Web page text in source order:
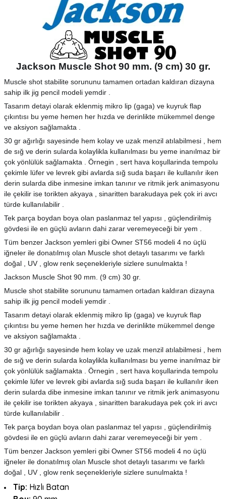
Jackson Muscle Shot 90 mm. (9 cm) 30 gr.
Muscle shot stabilite sorununu tamamen ortadan kaldıran dizayna
sahip ilk jig pencil modeli yemdir .
Tasarım detayi olarak eklenmiş mikro lip (gaga) ve kuyruk flap
çıkıntısı bu yeme hemen her hızda ve derinlikte mükemmel denge
ve aksiyon sağlamakta .
30 gr ağırlığı sayesinde hem kolay ve uzak menzil atılabilmesi , hem
de sığ ve derin sularda kolaylikla kullanılması bu yeme inanılmaz bir
çok yönlülük sağlamakta . Örnegin , sert hava koşullarinda tempolu
çekimle lüfer ve levrek gibi avlarda sığ suda başarı ile kullanılır iken
derin sularda dibe inmesine imkan tanınır ve ritmik jerk animasyonu
ile çekilir ise torikten akyaya , sinaritten barakudaya pek çok iri avcı
türde kullanılabilir .
Tek parça boydan boya olan paslanmaz tel yapısı , güçlendirilmiş
gövdesi ile en güçlü avların dahi zarar veremeyeceği bir yem .
Tüm benzer Jackson yemleri gibi Owner ST56 modeli 4 no üçlü
iğneler ile donatılmış olan Muscle shot detaylı tasarımı ve farklı
doğal , UV , glow renk seçenekleriyle sizlere sunulmakta !
Jackson Muscle Shot 90 mm. (9 cm) 30 gr.
Muscle shot stabilite sorununu tamamen ortadan kaldıran dizayna
sahip ilk jig pencil modeli yemdir .
Tasarım detayi olarak eklenmiş mikro lip (gaga) ve kuyruk flap
çıkıntısı bu yeme hemen her hızda ve derinlikte mükemmel denge
ve aksiyon sağlamakta .
30 gr ağırlığı sayesinde hem kolay ve uzak menzil atılabilmesi , hem
de sığ ve derin sularda kolaylikla kullanılması bu yeme inanılmaz bir
çok yönlülük sağlamakta . Örnegin , sert hava koşullarinda tempolu
çekimle lüfer ve levrek gibi avlarda sığ suda başarı ile kullanılır iken
derin sularda dibe inmesine imkan tanınır ve ritmik jerk animasyonu
ile çekilir ise torikten akyaya , sinaritten barakudaya pek çok iri avcı
türde kullanılabilir .
Tek parça boydan boya olan paslanmaz tel yapısı , güçlendirilmiş
gövdesi ile en güçlü avların dahi zarar veremeyeceği bir yem .
Tüm benzer Jackson yemleri gibi Owner ST56 modeli 4 no üçlü
iğneler ile donatılmış olan Muscle shot detaylı tasarımı ve farklı
doğal , UV , glow renk seçenekleriyle sizlere sunulmakta !
Tip: Hızlı Batan